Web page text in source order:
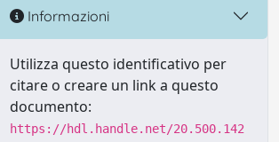
Informazioni
Utilizza questo identificativo per
citare o creare un link a questo
documento:
https://hdl.handle.net/20.500.142